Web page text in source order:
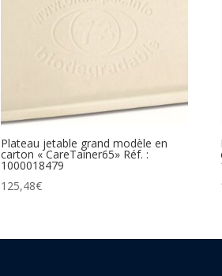
Plateau jetable grand modèle en
carton « CareTainer65» Réf. :
1000018479
125,48€